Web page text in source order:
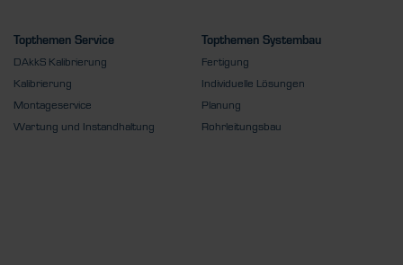
Topthemen Service
DAkkS Kalibrierung
Kalibrierung
Montageservice
Wartung und Instandhaltung
Topthemen Systembau
Fertigung
Individuelle Lösungen
Planung
Rohrleitungsbau